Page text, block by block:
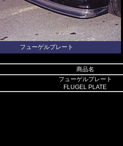
フューゲルプレート
商品名
フューゲルプレート
FLUGEL PLATE